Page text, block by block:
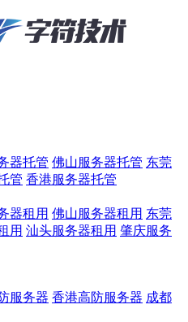
器托管 佛山服务器托管 东莞
管 香港服务器托管
器租用 佛山服务器租用 东莞
用 汕头服务器租用 肇庆服务
服务器 香港高防服务器 成都